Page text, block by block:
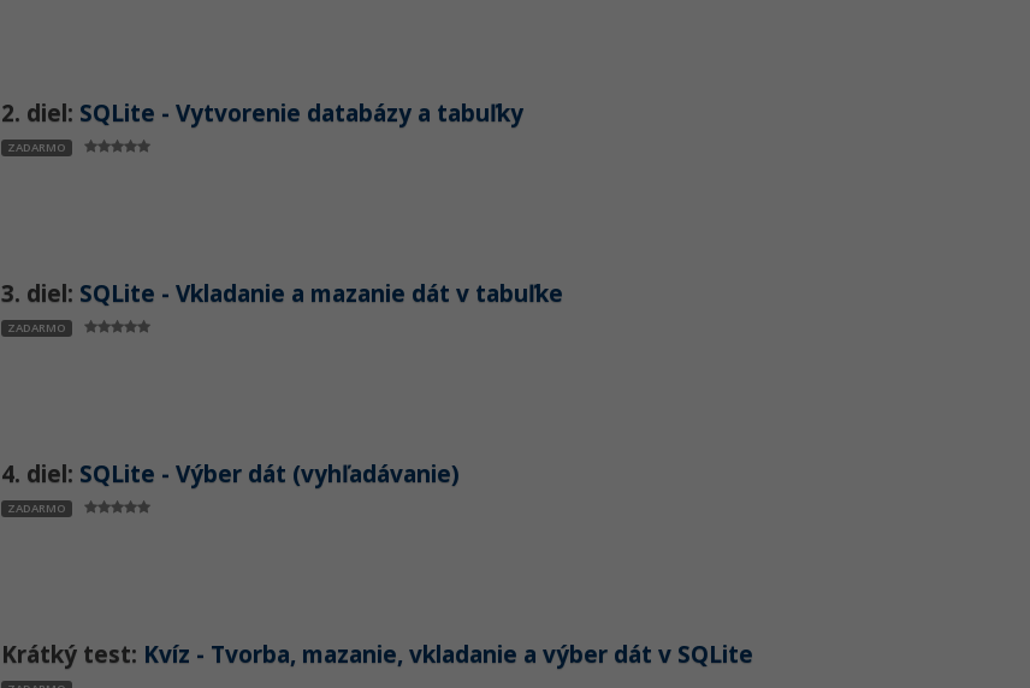
2. diel: SQLite - Vytvorenie databázy a tabuľky
ZADARMO
3. diel: SQLite - Vkladanie a mazanie dát v tabuľke
ZADARMO
4. diel: SQLite - Výber dát (vyhľadávanie)
ZADARMO
Krátký test: Kvíz - Tvorba, mazanie, vkladanie a výber dát v SQLite